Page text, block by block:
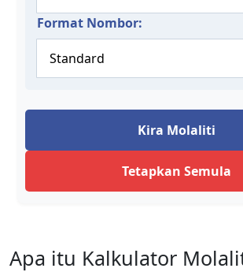
Format Nombor:
Kira Molaliti
Tetapkan Semula
Apa itu Kalkulator